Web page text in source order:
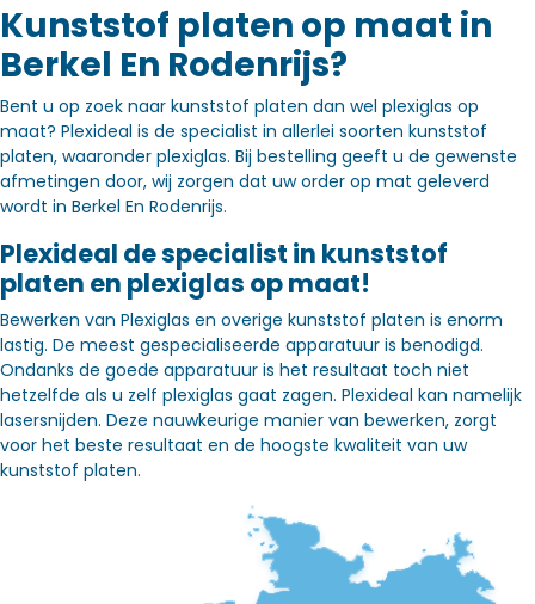
Kunststof platen op maat in
Berkel En Rodenrijs?
Bent u op zoek naar kunststof platen dan wel plexiglas op
maat? Plexideal is de specialist in allerlei soorten kunststof
platen, waaronder plexiglas. Bij bestelling geeft u de gewenste
afmetingen door, wij zorgen dat uw order op mat geleverd
wordt in Berkel En Rodenrijs.
Plexideal de specialist in kunststof
platen en plexiglas op maat!
Bewerken van Plexiglas en overige kunststof platen is enorm
lastig. De meest gespecialiseerde apparatuur is benodigd.
Ondanks de goede apparatuur is het resultaat toch niet
hetzelfde als u zelf plexiglas gaat zagen. Plexideal kan namelijk
lasersnijden. Deze nauwkeurige manier van bewerken, zorgt
voor het beste resultaat en de hoogste kwaliteit van uw
kunststof platen.